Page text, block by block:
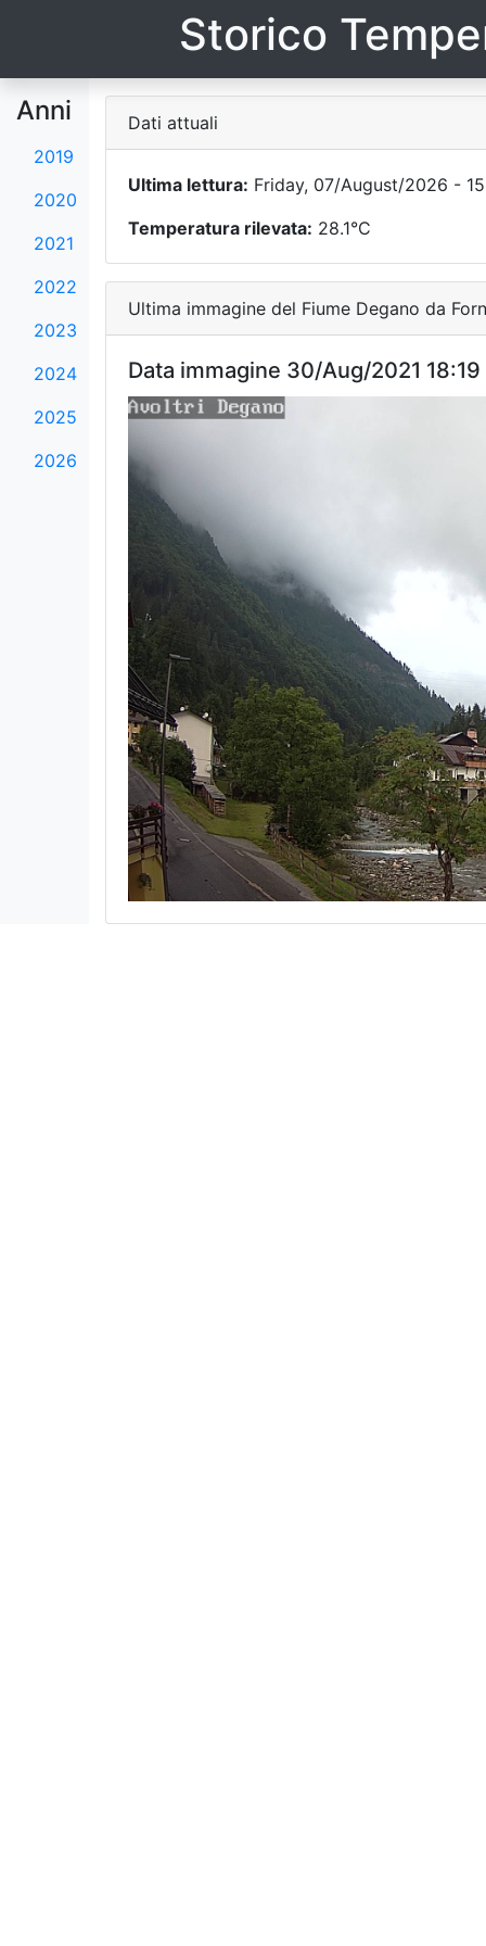
Storico
Anni
2019
2020
2021
2022
2023
2024
2025
2026
Dati attuali
Ultima lettura: Friday, 07/August/2026 -
Temperatura rilevata: 28.1°C
Ultima immagine del Fiume Degano da
Data immagine 30/Aug/2021 18:19